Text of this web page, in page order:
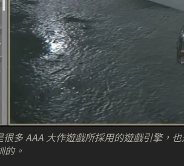
多 AAA 大作遊戲所採用的遊戲引擎，
的。